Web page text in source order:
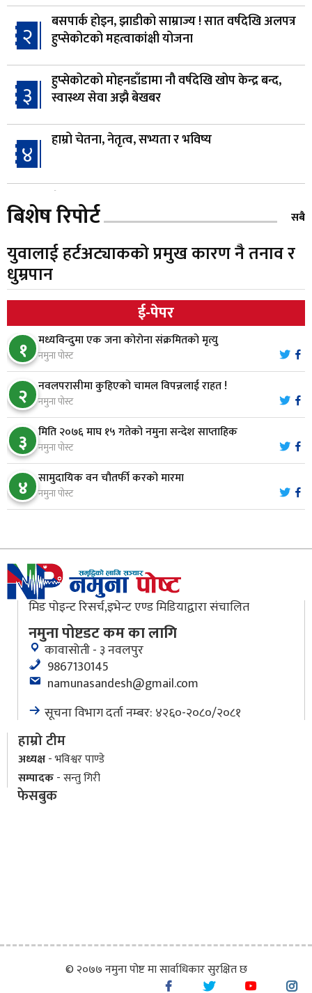
२
बसपार्क होइन, झाडीको साम्राज्य ! सात वर्षदेखि अलपत्र
हुप्सेकोटको महत्वाकांक्षी योजना
३
हुप्सेकोटको मोहनडाँडामा नौ वर्षदेखि खोप केन्द्र बन्द,
स्वास्थ्य सेवा अझै बेखबर
४ हाम्रो चेतना, नेतृत्व, सभ्यता र भविष्य
५
गैँडाको आतंकः बगुवनमा किसानको धानबाली नष्ट,
क्षतिपूर्तिको माग
६
स्थापनाको एक दशकपछि विनयी त्रिवेणीको आफ्नै
प्रशासकीय भवनको शिलान्यास
७
भरतपुर अस्पतालद्वारा आइसियुमा प्रतिक्षारत बिरामीको
नाम ‘डिस्प्ले बोर्ड’मा
८ नारायणघाट–बुटवल सडकमा ‘क्यानोपी ब्रिज’ निर्माण
९
मौलाकालिकाको १८८२ खुड्किला : आस्था र आरोग्यको‘
‘सर्ट हाइकिङ’
१० वन उद्यममा जोडिँदै नवलपुरका महिला
बिशेष रिपोर्ट सबै
युवालाई हर्टअट्याकको प्रमुख कारण नै तनाव र
धुम्रपान
ई-पेपर
१ मध्यविन्दुमा एक जना कोरोना संक्रमितको मृत्यु
नमुना पोस्ट
२ नवलपरासीमा कुहिएको चामल विपन्नलाई राहत !
नमुना पोस्ट
३ मिति २०७६ माघ १५ गतेको नमुना सन्देश साप्ताहिक
नमुना पोस्ट
४ सामुदायिक वन चौतर्फी करको मारमा
नमुना पोस्ट
मिड पोइन्ट रिसर्च,इभेन्ट एण्ड मिडियाद्वारा संचालित
नमुना पोष्टडट कम का लागि
कावासोती - ३ नवलपुर
9867130145
namunasandesh@gmail.com
सूचना विभाग दर्ता नम्बर: ४२६०-२०८०/२०८१
हाम्रो टीम
अध्यक्ष- भविश्वर पाण्डे
सम्पादक- सन्तु गिरी
फेसबुक
© २०७७ नमुना पोष्ट मा सार्वाधिकार सुरक्षित छ